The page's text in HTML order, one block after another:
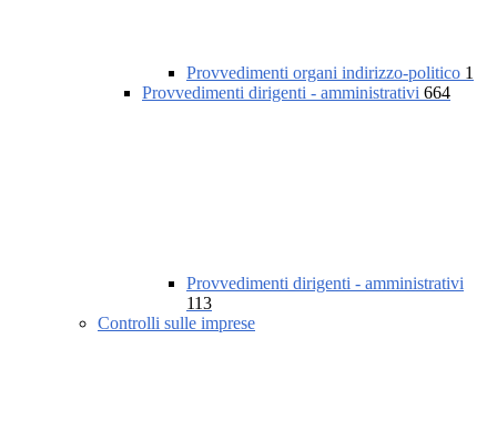
Provvedimenti organi indirizzo-politico 1
Provvedimenti dirigenti - amministrativi 664
Provvedimenti dirigenti - amministrativi
113
Controlli sulle imprese